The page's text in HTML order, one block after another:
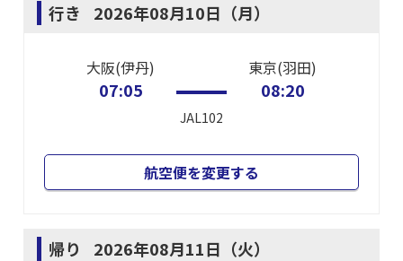
行き 2026年08月10日（月）
大阪(伊丹)
07:05
JAL102
東京(羽田)
08:20
航空便を変更する
帰り 2026年08月11日（火）